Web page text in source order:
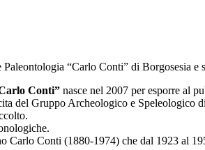
“Carlo Conti” di Borgosesia
Conti” nasce nel 2007 per esporre al
del Gruppo Archeologico e
Carlo Conti (1880-1974) che dal 1923 al